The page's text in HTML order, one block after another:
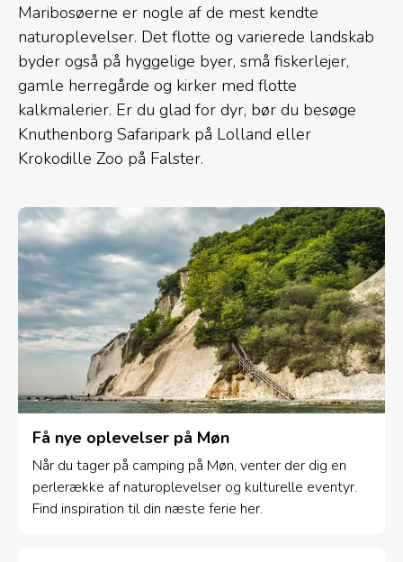
Maribosøerne er nogle af de mest kendte
naturoplevelser. Det flotte og varierede landskab
byder også på hyggelige byer, små fiskerlejer,
gamle herregårde og kirker med flotte
kalkmalerier. Er du glad for dyr, bør du besøge
Knuthenborg Safaripark på Lolland eller
Krokodille Zoo på Falster.
Få nye oplevelser på Møn
Når du tager på camping på Møn, venter der dig en
perlerække af naturoplevelser og kulturelle eventyr.
Find inspiration til din næste ferie her.